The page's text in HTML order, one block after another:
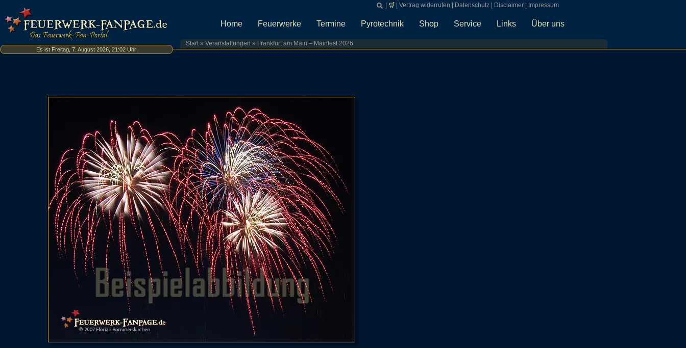
Es ist Freitag, 7. August 2026, 21:02 Uhr
🛒 |Vertrag widerrufen Datenschutz Disclaimer Impressum
Home Feuerwerke Termine Pyrotechnik Shop Service Links Über uns
Start» Veranstaltungen » Frankfurt am Main – Mainfest 2026